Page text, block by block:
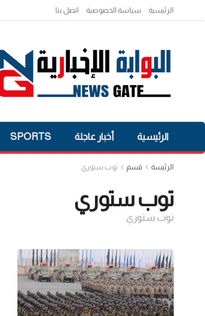
الرئيسية سياسة الخصوصية اتصل بنا
الرئيسية أخبار عاجلة SPORTS
الرئيسة قسم توب ستوري
توب ستوري
توب ستوري